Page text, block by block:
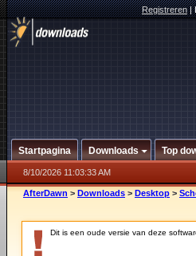
Registreren|
Startpagina Downloads Top
8/10/2026 11:03:33 AM
AfterDawn > Downloads > Desktop >
Dit is een oude versie van deze